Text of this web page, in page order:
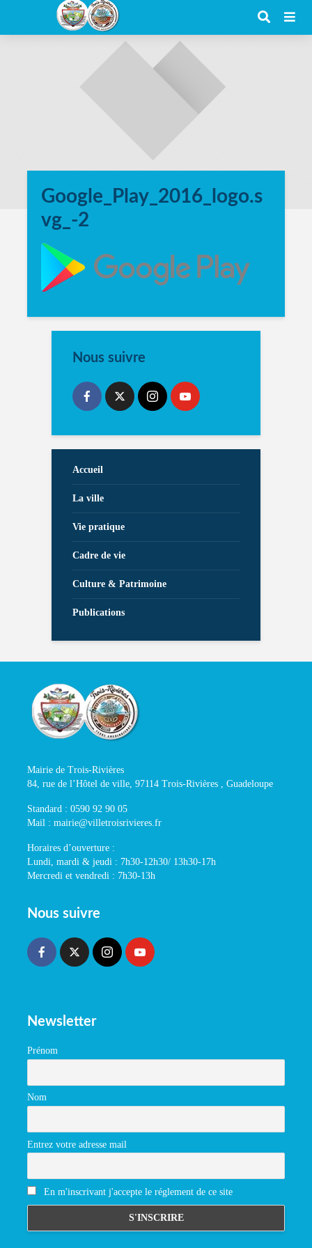
Google_Play_2016_logo.s
vg_-2
Nous suivre
Accueil
La ville
Vie pratique
Cadre de vie
Culture & Patrimoine
Publications
Mairie de Trois-Rivières
84, rue de l’Hôtel de ville, 97114 Trois-Rivières , Guadeloupe
Standard : 0590 92 90 05
Mail : mairie@villetroisrivieres.fr
Horaires d’ouverture :
Lundi, mardi & jeudi : 7h30-12h30/ 13h30-17h
Mercredi et vendredi : 7h30-13h
Nous suivre
Newsletter
Prénom
Nom
Entrez votre adresse mail
En m'inscrivant j'accepte le réglement de ce site